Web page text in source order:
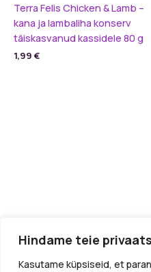
Hindame teie
Kasutame küpsiseid, et
Terra Felis Chicken & Lamb –
kana ja lambaliha konserv
täiskasvanud kassidele 80 g
1,99 €